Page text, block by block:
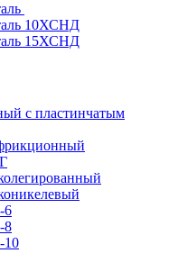
10ХСНД
15ХСНД
с пластинчатым
6
8
10